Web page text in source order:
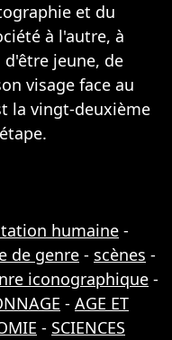
et du
à l'autre, à
jeune, de
visage face au
la vingt-deuxième
humaine -
de genre - scènes -
iconographique -
- AGE ET
- SCIENCES